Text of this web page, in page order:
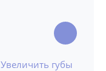
Увеличить губы